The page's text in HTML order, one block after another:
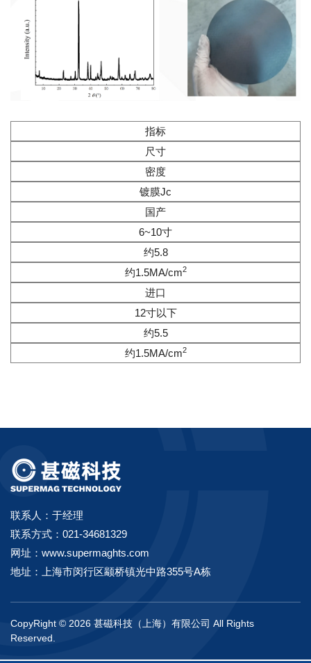
指标
尺寸
密度
镀膜Jc
国产
6~10寸
约5.8
约1.5MA/cm2
进口
12寸以下
约5.5
约1.5MA/cm2
联系人：于经理
联系方式：021-34681329
网址：www.supermaghts.com
地址：上海市闵行区颛桥镇光中路355号A栋
CopyRight © 2026 甚磁科技（上海）有限公司 All Rights
Reserved.